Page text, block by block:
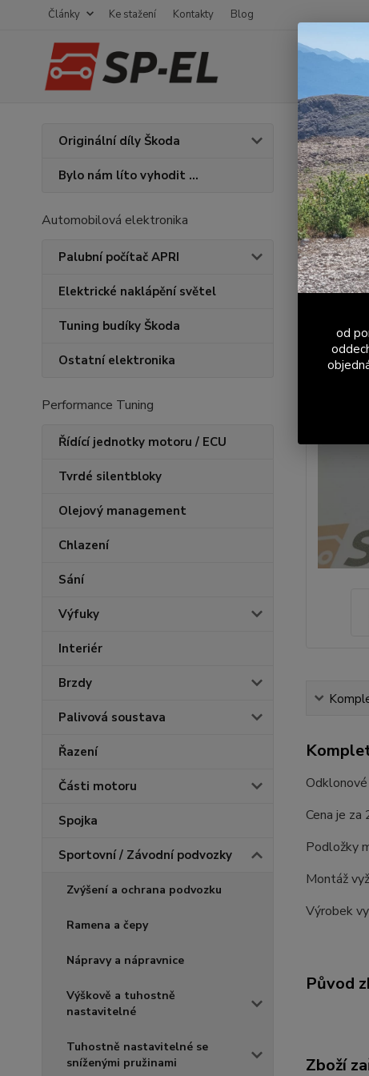
Články Ke stažení Kontakty Blog
Originální díly Škoda
Bylo nám líto vyhodit ...
Automobilová elektronika
Palubní počítač APRI
Elektrické naklápění světel
Tuning budíky Škoda
Ostatní elektronika
Performance Tuning
Řídící jednotky motoru / ECU
Tvrdé silentbloky
Olejový management
Chlazení
Sání
Výfuky
Interiér
Brzdy
Palivová soustava
Řazení
Části motoru
Spojka
Sportovní / Závodní podvozky
Zvýšení a ochrana podvozku
Ramena a čepy
Nápravy a nápravnice
Výškově a tuhostně
nastavitelné
Tuhostně nastavitelné se
sníženými pružinami
Úvod
Novinka
Cena je za
Podložky
Montáž
Výrobek
Původ
Zboží
od